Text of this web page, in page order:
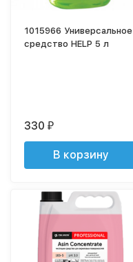
1015966 Универсальное
средство HELP 5 л
330₽
В корзину